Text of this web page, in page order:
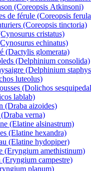
(Coreopsis Atkinsoni)
de férule (Coreopsis
(Coreopsis tinctoria)
cristatus)
echinatus)
(Dactylis glomerata)
(Delphinium consolida)
(Delphinium
luteolus)
(Dolichos
lablab)
(Draba aizoides)
verna)
(Elatine alsinastrum)
(Elatine hexandra)
(Elatine hydopiper)
(Eryngium amethistinum)
campestre)
planum)